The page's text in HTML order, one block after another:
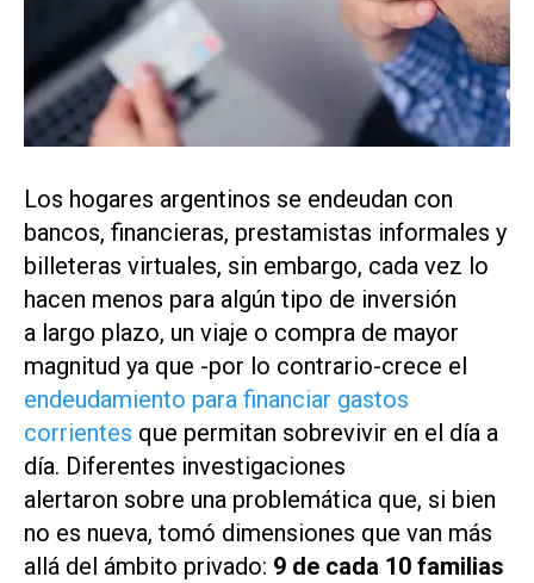
Los hogares argentinos se endeudan con
bancos, financieras, prestamistas informales y
billeteras virtuales, sin embargo, cada vez lo
hacen menos para algún tipo de inversión
a largo plazo, un viaje o compra de mayor
magnitud ya que -por lo contrario-crece el
endeudamiento para financiar gastos
corrientes que permitan sobrevivir en el día a
día. Diferentes investigaciones
alertaron sobre una problemática que, si bien
no es nueva, tomó dimensiones que van más
allá del ámbito privado: 9 de cada 10 familias